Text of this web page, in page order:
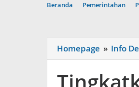
Beranda Pemerintahan
Homepage » Info